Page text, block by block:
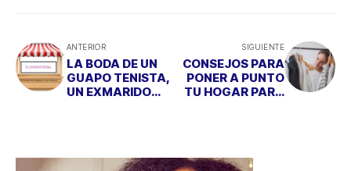
ANTERIOR
LA BODA DE UN
GUAPO TENISTA,
UN EXMARIDO
DROGAS
SIGUIENTE
CONSEJOS PARA
PONER A PUNTO
TU HOGAR PARA